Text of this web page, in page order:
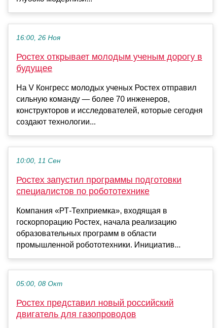
16:00, 26 Ноя
Ростех открывает молодым ученым дорогу в
будущее
На V Конгресс молодых ученых Ростех отправил
сильную команду — более 70 инженеров,
конструкторов и исследователей, которые сегодня
создают технологии...
10:00, 11 Сен
Ростех запустил программы подготовки
специалистов по робототехнике
Компания «РТ-Техприемка», входящая в
госкорпорацию Ростех, начала реализацию
образовательных программ в области
промышленной робототехники. Инициатив...
05:00, 08 Окт
Ростех представил новый российский
двигатель для газопроводов